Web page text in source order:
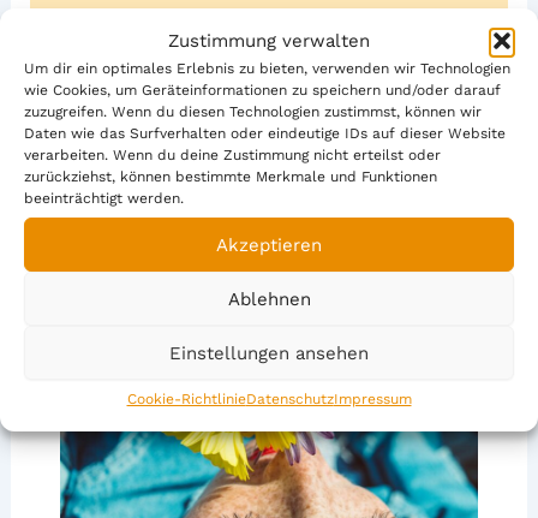
Zustimmung verwalten
Um dir ein optimales Erlebnis zu bieten, verwenden wir Technologien
wie Cookies, um Geräteinformationen zu speichern und/oder darauf
zuzugreifen. Wenn du diesen Technologien zustimmst, können wir
Daten wie das Surfverhalten oder eindeutige IDs auf dieser Website
verarbeiten. Wenn du deine Zustimmung nicht erteilst oder
zurückziehst, können bestimmte Merkmale und Funktionen
beeinträchtigt werden.
Akzeptieren
Ablehnen
Einstellungen ansehen
Cookie-RichtlinieDatenschutzImpressum
ZURÜCK WEITER
Ähnliche Beiträge